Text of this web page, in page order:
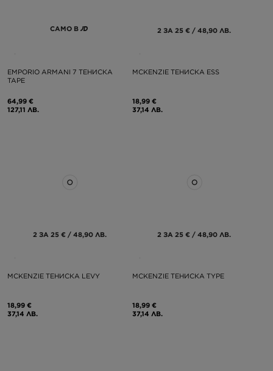
САМО В
EMPORIO ARMANI 7 ТЕНИСКА
TAPE
64,99 €
127,11 ЛВ.
2 ЗА 25 € / 48,90 ЛВ.
MCKENZIE ТЕНИСКА ESS
18,99 €
37,14 ЛВ.
2 ЗА 25 € / 48,90 ЛВ.
MCKENZIE ТЕНИСКА LEVY
18,99 €
37,14 ЛВ.
2 ЗА 25 € / 48,90 ЛВ.
MCKENZIE ТЕНИСКА TYPE
18,99 €
37,14 ЛВ.